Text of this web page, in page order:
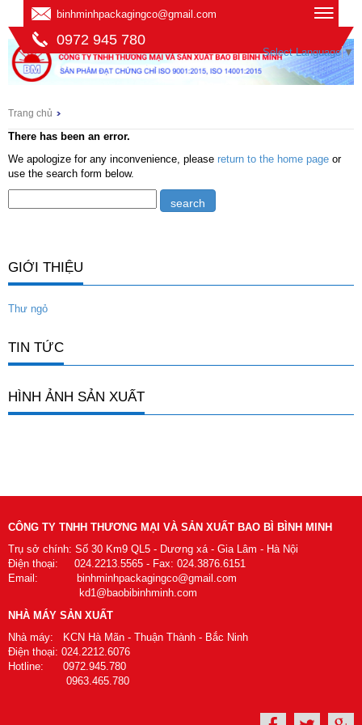
binhminhpackagingco@gmail.com
0972 945 780
Select Language ▼
Trang chủ
There has been an error.
We apologize for any inconvenience, please return to the home page or
use the search form below.
GIỚI THIỆU
Thư ngỏ
TIN TỨC
HÌNH ẢNH SẢN XUẤT
CÔNG TY TNHH THƯƠNG MẠI VÀ SẢN XUẤT BAO BÌ BÌNH MINH
Trụ sở chính: Số 30 Km9 QL5 - Dương xá - Gia Lâm - Hà Nội
Điện thoại: 024.2213.5565 - Fax: 024.3876.6151
Email: binhminhpackagingco@gmail.com
kd1@baobibinhminh.com
NHÀ MÁY SẢN XUẤT
Nhà máy: KCN Hà Mãn - Thuận Thành - Bắc Ninh
Điện thoại: 024.2212.6076
Hotline: 0972.945.780
0963.465.780